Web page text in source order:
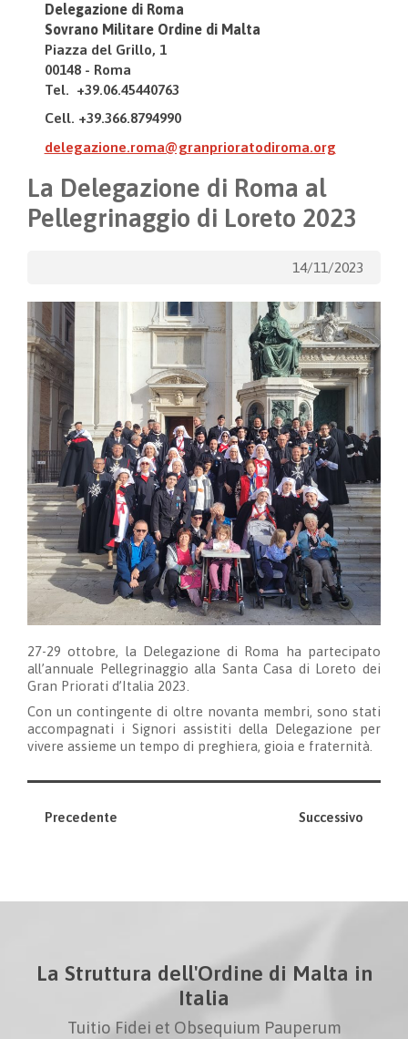
Delegazione di Roma
Sovrano Militare Ordine di Malta
Piazza del Grillo, 1
00148 - Roma
Tel. +39.06.45440763
Cell. +39.366.8794990
delegazione.roma@granprioratodiroma.org
La Delegazione di Roma al
Pellegrinaggio di Loreto 2023
14/11/2023
27-29 ottobre, la Delegazione di Roma ha partecipato
all’annuale Pellegrinaggio alla Santa Casa di Loreto dei
Gran Priorati d’Italia 2023.
Con un contingente di oltre novanta membri, sono stati
accompagnati i Signori assistiti della Delegazione per
vivere assieme un tempo di preghiera, gioia e fraternità.
Precedente Successivo
La Struttura dell'Ordine di Malta in
Italia
Tuitio Fidei et Obsequium Pauperum